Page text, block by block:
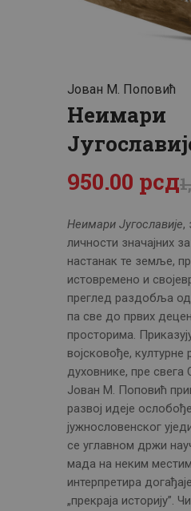
ЦЕНОВНИК
Јован М. Поповић
Неимари
950.00 рсд
Неимари Југославије,
личности значајних
настанак те земље,
истовремено и
преглед раздобља
па све до првих
просторима.
војсковође, културне
духовнике, пре свега
Јован М. Поповић
развој идеје
јужнословенског
се углавном држи
мада на неким
интерпретира
„прекраја историју”.